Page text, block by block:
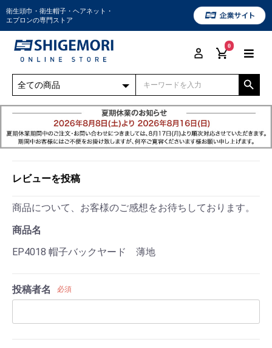
衛生頭巾・衛生帽子・ヘアネット・
エプロンの専門ストア
0
レビューを投稿
商品について、お客様のご感想をお待ちしております。
商品名
EP4018 帽子バックヤード 薄地
投稿者名 必須